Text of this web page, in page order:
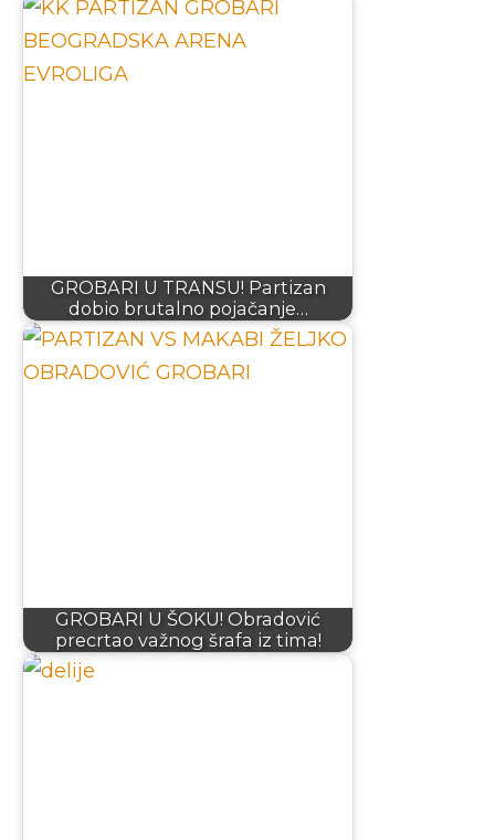
GROBARI U TRANSU! Partizan
dobio brutalno pojačanje…
GROBARI U ŠOKU! Obradović
precrtao važnog šrafa iz tima!